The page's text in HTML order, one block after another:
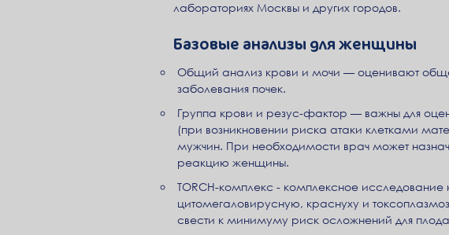
лабораториях Москвы и других городов.
Базовые анализы для женщины
Общий анализ крови и мочи — оценивают
заболевания почек.
Группа крови и резус-фактор — важны для
(при возникновении риска атаки клетками
мужчин. При необходимости врач может
реакцию женщины.
TORCH-комплекс - комплексное
цитомегаловирусную, краснуху и
свести к минимуму риск осложнений для